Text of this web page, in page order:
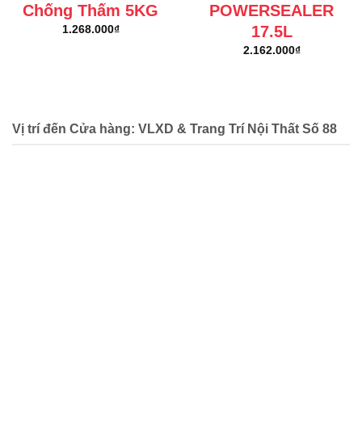
Chống Thấm 5KG
1.268.000₫
POWERSEALER
17.5L
2.162.000₫
Vị trí đến Cửa hàng: VLXD & Trang Trí Nội Thất Số 88